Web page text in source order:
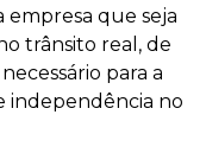
empresa que seja
trânsito real, de
para a
independência no